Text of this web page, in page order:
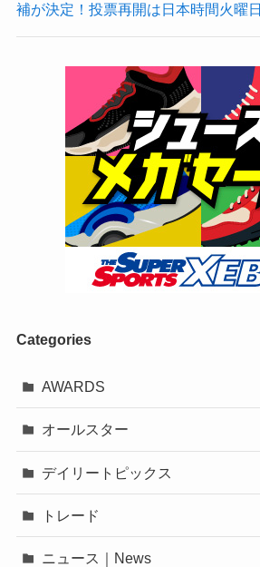
補が決定！投票再開は日本時間火曜日
Categories
AWARDS
オールスター
デイリートピックス
トレード
ニュース｜News